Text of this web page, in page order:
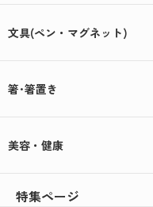
文具(ペン・マグネット)
箸･箸置き
美容・健康
特集ページ